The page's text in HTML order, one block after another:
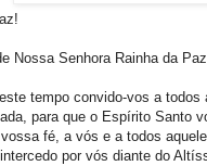
Nossa Senhora Rainha da
tempo convido-vos a
para que o Espírito Santo
fé, a vós e a todos
por vós diante do